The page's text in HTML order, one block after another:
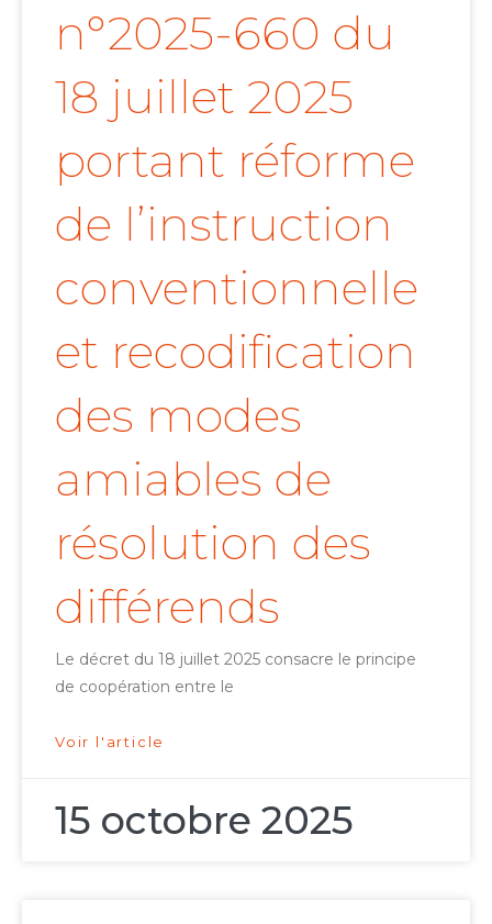
n°2025-660 du
18 juillet 2025
portant réforme
de l’instruction
conventionnelle
et recodification
des modes
amiables de
résolution des
différends
Le décret du 18 juillet 2025 consacre le principe
de coopération entre le
Voir l'article
15 octobre 2025